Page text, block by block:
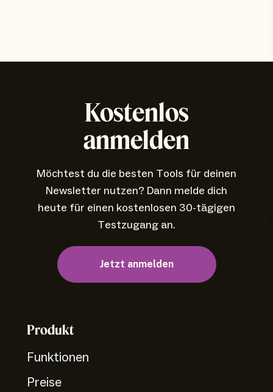
Kostenlos
anmelden
Möchtest du die besten Tools für deinen
Newsletter nutzen? Dann melde dich
heute für einen kostenlosen 30-tägigen
Testzugang an.
Jetzt anmelden
Produkt
Funktionen
Preise